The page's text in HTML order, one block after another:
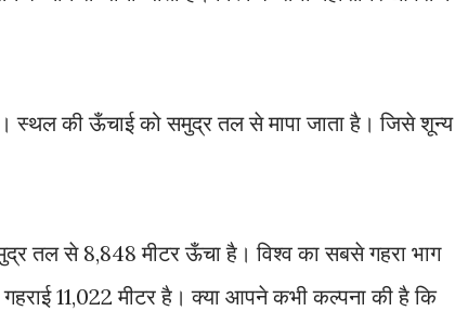
स्थल की ऊँचाई को समुद्र तल से मापा जाता है। जिसे शून्य
तल से 8,848 मीटर ऊँचा है। विश्व का सबसे गहरा भाग
गहराई 11,022 मीटर है। क्या आपने कभी कल्पना की है कि